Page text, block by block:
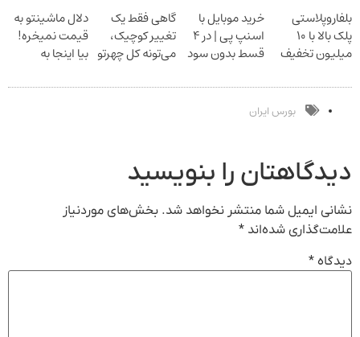
بلفا با 25%
تخفیف
مکانیک
بلفاروپلاستی
پلک بالا با ۱۰
میلیون تخفیف
خرید موبایل با
اسنپ پی | در ۴
قسط بدون سود
گاهی فقط یک
تغییر کوچیک،
می‌تونه کل چهرتو
تغییر طبیعی
دلال ماشینتو به
قیمت نمیخره!
بیا اینجا به
بفروش*فقط
بورس ایران
دیدگاهتان را بنویسید
نشانی ایمیل شما منتشر نخواهد شد. بخش‌های موردنیاز
علامت‌گذاری شده‌اند *
دیدگاه *